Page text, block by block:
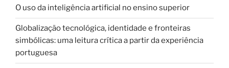
O uso da inteligência artificial no ensino superior
Globalização tecnológica, identidade e fronteiras
simbólicas: uma leitura crítica a partir da experiência
portuguesa